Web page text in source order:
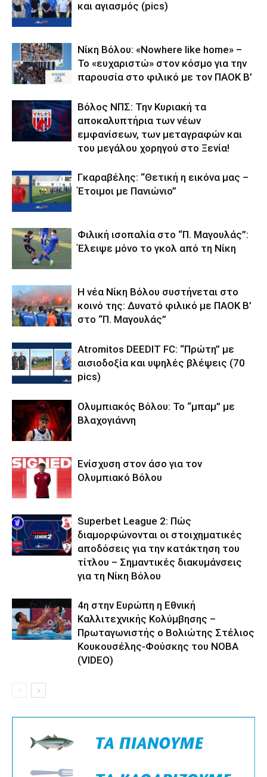
και αγιασμός (pics)
Νίκη Βόλου: «Nowhere like home» –
Το «ευχαριστώ» στον κόσμο για την
παρουσία στο φιλικό με τον ΠΑΟΚ Β’
Βόλος ΝΠΣ: Την Κυριακή τα
αποκαλυπτήρια των νέων
εμφανίσεων, των μεταγραφών και
του μεγάλου χορηγού στο Ξενία!
Γκαραβέλης: “Θετική η εικόνα μας –
Έτοιμοι με Πανιώνιο”
Φιλική ισοπαλία στο “Π. Μαγουλάς”:
Έλειψε μόνο το γκολ από τη Νίκη
Η νέα Νίκη Βόλου συστήνεται στο
κοινό της: Δυνατό φιλικό με ΠΑΟΚ Β’
στο “Π. Μαγουλάς”
Atromitos DEEDIT FC: “Πρώτη” με
αισιοδοξία και υψηλές βλέψεις (70
pics)
Ολυμπιακός Βόλου: Το “μπαμ” με
Βλαχογιάννη
Ενίσχυση στον άσο για τον
Ολυμπιακό Βόλου
Superbet League 2: Πώς
διαμορφώνονται οι στοιχηματικές
αποδόσεις για την κατάκτηση του
τίτλου – Σημαντικές διακυμάνσεις
για τη Νίκη Βόλου
4η στην Ευρώπη η Εθνική
Καλλιτεχνικής Κολύμβησης –
Πρωταγωνιστής ο Βολιώτης Στέλιος
Κουκουσέλης-Φούσκης του ΝΟΒΑ
(VIDEO)